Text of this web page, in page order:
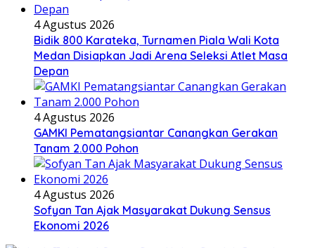
4 Agustus 2026
Bidik 800 Karateka, Turnamen Piala Wali Kota
Medan Disiapkan Jadi Arena Seleksi Atlet Masa
Depan
4 Agustus 2026
GAMKI Pematangsiantar Canangkan Gerakan
Tanam 2.000 Pohon
4 Agustus 2026
Sofyan Tan Ajak Masyarakat Dukung Sensus
Ekonomi 2026